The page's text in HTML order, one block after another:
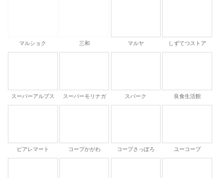
マルショク 三和 マルヤ しずてつストア
スーパーアルプス スーパーモリナガ スパーク 良食生活館
ピアレマート コープかがわ コープさっぽろ ユーコープ